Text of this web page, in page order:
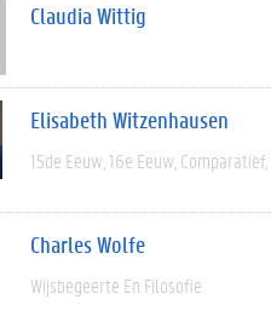
Claudia Wittig
Elisabeth Witzenhausen
15de Eeuw 16e Eeuw Comparatief
Charles Wolfe
Wijsbegeerte En Filosofie